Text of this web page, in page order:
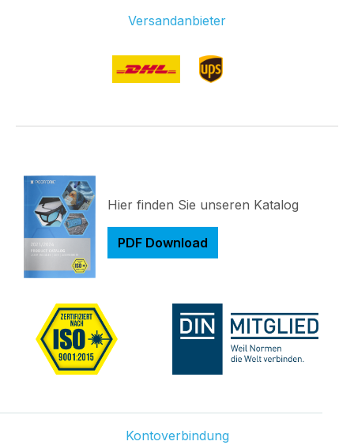
Versandanbieter
Hier finden Sie unseren Katalog
PDF Download
Kontoverbindung